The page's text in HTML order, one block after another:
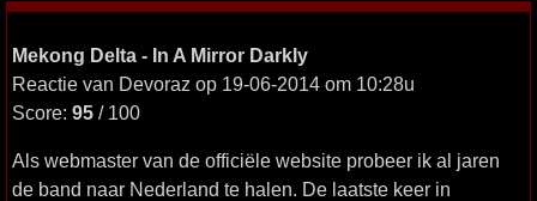
Mekong Delta - In A Mirror Darkly
Reactie van Devoraz op 19-06-2014 om 10:28u
Score: 95 / 100
Als webmaster van de officiële website probeer ik al jaren
de band naar Nederland te halen. De laatste keer in